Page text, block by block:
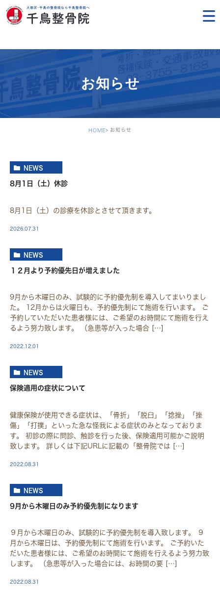
お知らせ
HOME お知らせ
NEWS
8月1日（土）休診
8月1日（土）の診療を休診とさせて頂きます。
2026.07.31
NEWS
１２月より予約優先日が増えました
9月から木曜日のみ、試験的に予約優先制を導入してまいりまし
た。 12月からは火曜日も、予約優先制にて施術を行います。 ご
予約していただいた患者様には、ご希望のお時間にて施術を行え
るよう努力致します。 （急患等が入った場合 […]
2022.12.01
NEWS
保険適用の症状について
健康保険が使用できる症状は、「骨折」「脱臼」「捻挫」「挫
傷」「打撲」といった急な怪我による症状のみとなっておりま
す。 初診の際に問診、触診を行った後、保険適用可能かご説明
致します。 詳しくは下記URLに記載の「整骨院では […]
2022.08.31
NEWS
9月から木曜日のみ予約優先制になります
９月から木曜日のみ、試験的に予約優先制を導入致します。 ９
月から木曜日は、予約優先制にて施術を行います。 ご予約いた
だいた患者様には、ご希望のお時間にて施術を行えるよう努力致
します。 （急患等が入った場合には、お時間の要 […]
2022.08.31